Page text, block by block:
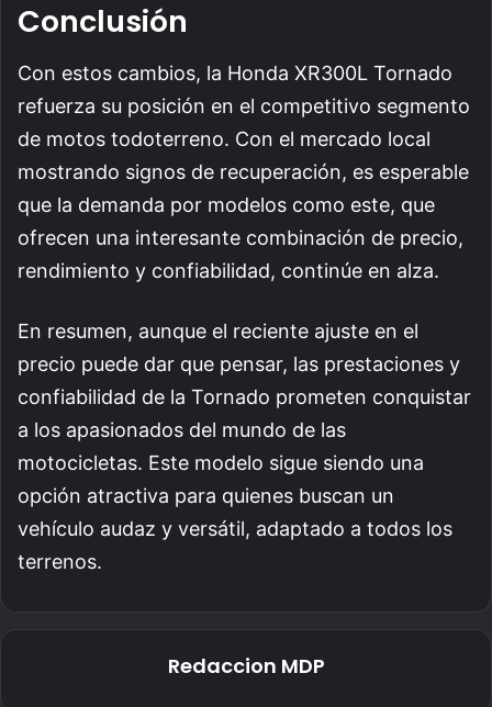
Conclusión
Con estos cambios, la Honda XR300L Tornado
refuerza su posición en el competitivo segmento
de motos todoterreno. Con el mercado local
mostrando signos de recuperación, es esperable
que la demanda por modelos como este, que
ofrecen una interesante combinación de precio,
rendimiento y confiabilidad, continúe en alza.
En resumen, aunque el reciente ajuste en el
precio puede dar que pensar, las prestaciones y
confiabilidad de la Tornado prometen conquistar
a los apasionados del mundo de las
motocicletas. Este modelo sigue siendo una
opción atractiva para quienes buscan un
vehículo audaz y versátil, adaptado a todos los
terrenos.
Redaccion MDP